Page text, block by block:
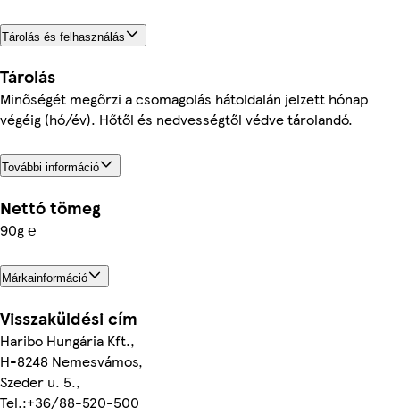
Tárolás és felhasználás
Tárolás
Minőségét megőrzi a csomagolás hátoldalán jelzett hónap
végéig (hó/év). Hőtől és nedvességtől védve tárolandó.
További információ
Nettó tömeg
90g ℮
Márkainformáció
Visszaküldési cím
Haribo Hungária Kft.,
H-8248 Nemesvámos,
Szeder u. 5.,
Tel.:+36/88-520-500